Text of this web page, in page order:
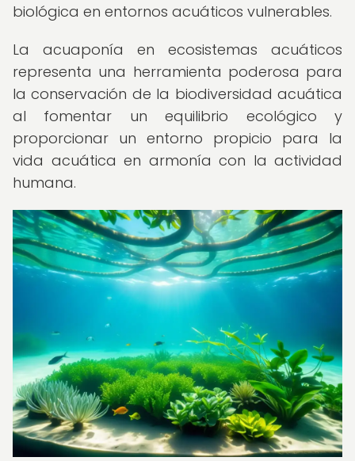
biológica en entornos acuáticos vulnerables.
La acuaponía en ecosistemas acuáticos
representa una herramienta poderosa para
la conservación de la biodiversidad acuática
al fomentar un equilibrio ecológico y
proporcionar un entorno propicio para la
vida acuática en armonía con la actividad
humana.